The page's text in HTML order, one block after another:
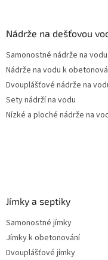
Nádrže na dešťovou
Samonostné nádrže na vodu
Nádrže na vodu k
Dvouplášťové nádrže na
Sety nádrží na vodu
Nízké a ploché nádrže na
Jímky a septiky
Samonostné jímky
Jímky k obetonování
Dvouplášťové jímky